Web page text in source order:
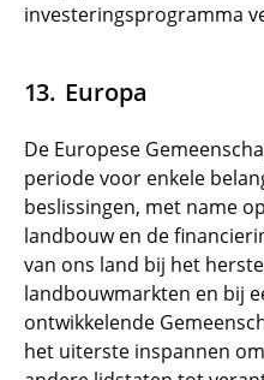
investeringsprogramma
Europa
De Europese
periode voor enkele
beslissingen, met name
landbouw en de
van ons land bij het
landbouwmarkten en bij
ontwikkelende
het uiterste inspannen